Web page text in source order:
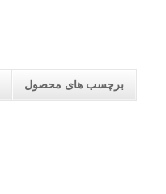
برچسب های محصول